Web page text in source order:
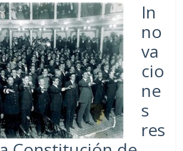
In
no
va
cio
ne
s
res